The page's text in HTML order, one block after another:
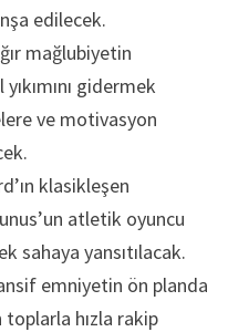
edilecek.
mağlubiyetin
gidermek
ve motivasyon
klasikleşen
atletik oyuncu
sahaya yansıtılacak.
emniyetin ön planda
hızla rakip